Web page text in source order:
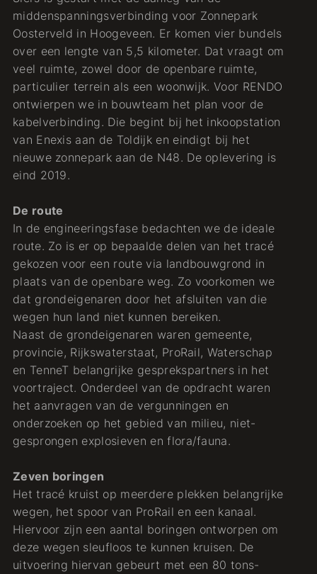
middenspanningsverbinding voor Zonnepark
Oosterveld in Hoogeveen. Er komen vier bundels
over een lengte van 5,5 kilometer. Dat vraagt om
veel ruimte, zowel door de openbare ruimte,
particulier terrein als een woonwijk. Voor RENDO
ontwierpen we in bouwteam het plan voor de
kabelverbinding. Die begint bij het inkoopstation
van Enexis aan de Toldijk en eindigt bij het
nieuwe zonnepark aan de N48. De oplevering is
eind 2019.
De route
In de engineeringsfase bedachten we de ideale
route. Zo is er op bepaalde delen van het tracé
gekozen voor een route via landbouwgrond in
plaats van de openbare weg. Zo voorkomen we
dat grondeigenaren door het afsluiten van die
wegen hun land niet kunnen bereiken.
Naast de grondeigenaren waren gemeente,
provincie, Rijkswaterstaat, ProRail, Waterschap
en TenneT belangrijke gesprekspartners in het
voortraject. Onderdeel van de opdracht waren
het aanvragen van de vergunningen en
onderzoeken op het gebied van milieu, niet-
gesprongen explosieven en flora/fauna.
Zeven boringen
Het tracé kruist op meerdere plekken belangrijke
wegen, het spoor van ProRail en een kanaal.
Hiervoor zijn een aantal boringen ontworpen om
deze wegen sleufloos te kunnen kruisen. De
uitvoering hiervan gebeurt met een 80 tons-